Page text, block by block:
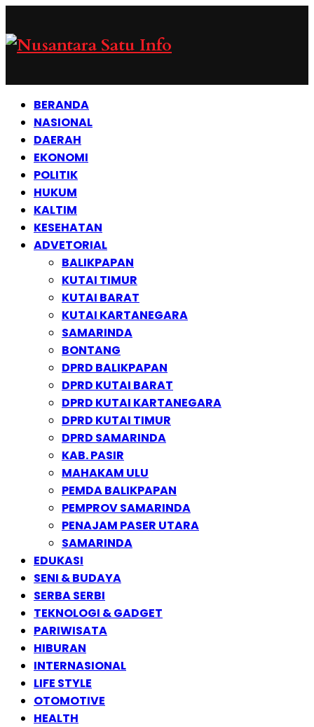
BERANDA
NASIONAL
DAERAH
EKONOMI
POLITIK
HUKUM
KALTIM
KESEHATAN
ADVETORIAL
BALIKPAPAN
KUTAI TIMUR
KUTAI BARAT
KUTAI KARTANEGARA
SAMARINDA
BONTANG
DPRD BALIKPAPAN
DPRD KUTAI BARAT
DPRD KUTAI KARTANEGARA
DPRD KUTAI TIMUR
DPRD SAMARINDA
KAB. PASIR
MAHAKAM ULU
PEMDA BALIKPAPAN
PEMPROV SAMARINDA
PENAJAM PASER UTARA
SAMARINDA
EDUKASI
SENI & BUDAYA
SERBA SERBI
TEKNOLOGI & GADGET
PARIWISATA
HIBURAN
INTERNASIONAL
LIFE STYLE
OTOMOTIVE
HEALTH